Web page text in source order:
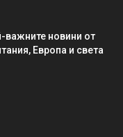
новини от
Европа и света